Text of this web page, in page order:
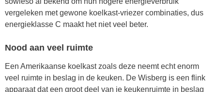
vergeleken met gewone koelkast-vriezer combinaties, dus
energieklasse C maakt het niet veel beter.
Nood aan veel ruimte
Een Amerikaanse koelkast zoals deze neemt echt enorm
veel ruimte in beslag in de keuken. De Wisberg is een flink
apparaat dat een groot deel van je keukenruimte in beslag